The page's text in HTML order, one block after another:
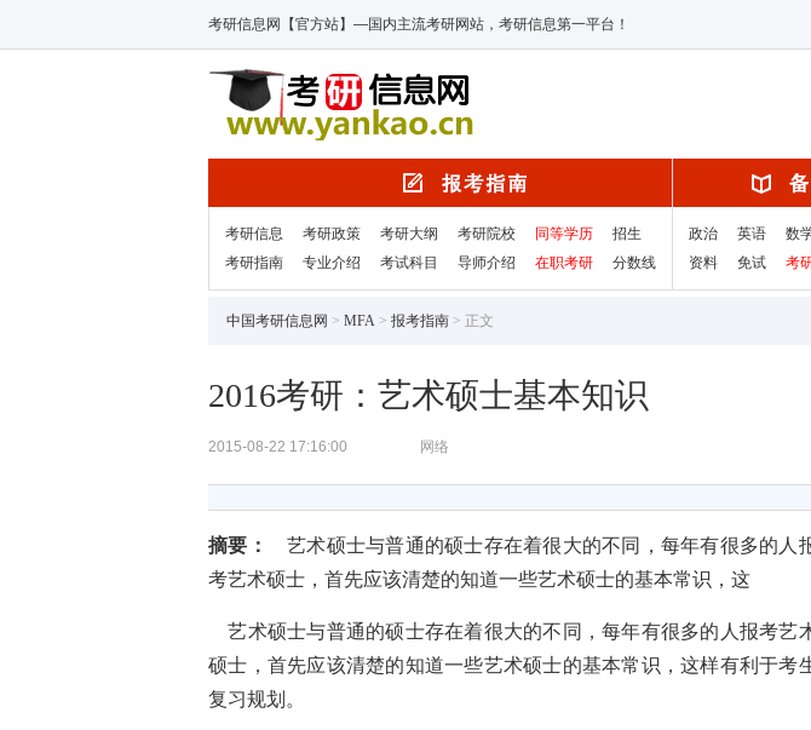
考研信息网【官方站】—国内主流考研网站，考研信息第一平台！
考研信息 考研政策 考研大纲 考研院校 同等学历
招生
考研指南
专业介绍 考试科目 导师介绍 在职考研 分数线
政治 英语 数
资料
免试 考
中国考研信息网 > MFA > 报考指南 > 正文
2016考研：艺术硕士基本知识
2015-08-22 17:16:00 网络
摘要：
艺术硕士与普通的硕士存在着很大的不同，每年有很多的人
考艺术硕士，首先应该清楚的知道一些艺术硕士的基本常识，这
艺术硕士与普通的硕士存在着很大的不同，每年有很多的人报考艺
硕士，首先应该清楚的知道一些艺术硕士的基本常识，这样有利于考
复习规划。